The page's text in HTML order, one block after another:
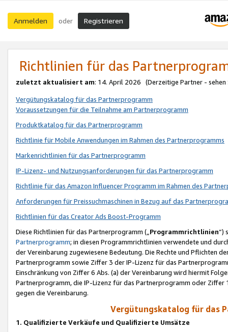
Anmelden oder Registrieren
Richtlinien für das
zuletzt aktualisiert am: 14. April 2026 (Derzeitige Partner - sehen
Vergütungskatalog für das Partnerprogramm
Voraussetzungen für die Teilnahme am Partnerprogramm
Produktkatalog für das Partnerprogramm
Richtlinie für Mobile Anwendungen im Rahmen des Partnerprogramms
Markenrichtlinien für das Partnerprogramm
IP-Lizenz- und Nutzungsanforderungen für das Partnerprogramm
Richtlinie für das Amazon Influencer Programm im Rahmen des
Anforderungen für Preissuchmaschinen in Bezug auf das
Richtlinien für das Creator Ads Boost-Programm
Diese Richtlinien für das Partnerprogramm („Programmrichtlinien“)
Partnerprogramm; in diesen Programmrichtlinien verwendete und
der Vereinbarung zugewiesene Bedeutung. Die Rechte und Pflichten
Partnerprogramm sowie Ziffer 3 der IP-Lizenz für das
Einschränkung von Ziffer 6 Abs. (a) der Vereinbarung wird hiermit
Partnerprogramm, die IP-Lizenz für das Partnerprogramm oder
gegen die Vereinbarung.
Vergütungskatalog für das
1. Qualifizierte Verkäufe und Qualifizierte Umsätze